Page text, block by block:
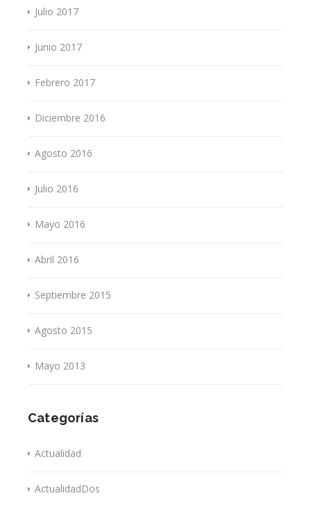
Julio 2017
Junio 2017
Febrero 2017
Diciembre 2016
Agosto 2016
Julio 2016
Mayo 2016
Abril 2016
Septiembre 2015
Agosto 2015
Mayo 2013
Categorías
Actualidad
ActualidadDos